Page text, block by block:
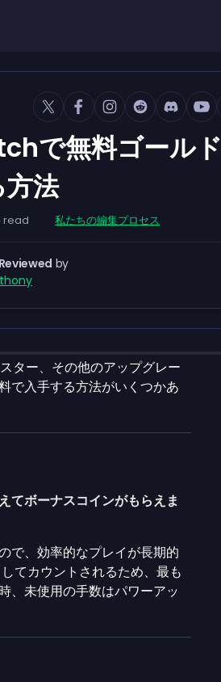
で無料ゴールド
法
read 私たちの編集プロセス
Reviewed by
ター、その他のアップグレー
で入手する方法がいくつかあ
てボーナスコインがもらえま
で、効率的なプレイが長期的
てカウントされるため、最も
、未使用の手数はパワーアッ